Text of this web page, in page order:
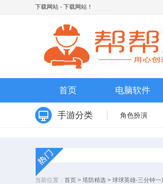
下载网站 - 下载网站！
首页 电脑软件
手游分类 角色扮演
当前位置： 首页 > 塔防精选 > 球球英雄-三分钟一